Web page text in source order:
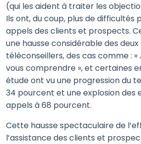
(qui les aident à traiter les
Ils ont, du coup, plus de difficultés
appels des clients et prospects.
une hausse considérable des
téléconseillers, des cas comme : »
vous comprendre », et certaines
étude ont vu une progression du
34 pourcent et une explosion des
appels à 68 pourcent.
Cette hausse spectaculaire de
l’assistance des clients et